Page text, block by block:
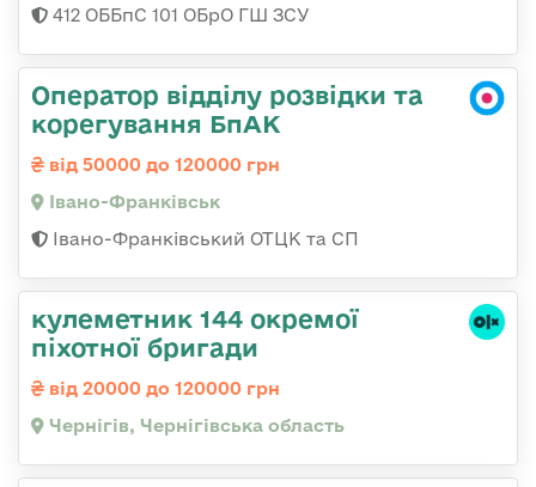
412 ОББпС 101 ОБрО ГШ ЗСУ
Оператор відділу розвідки та
корегування БпАК
від 50000 до 120000 грн
Івано-Франківськ
Івано-Франківський ОТЦК та СП
кулеметник 144 окремої
піхотної бригади
від 20000 до 120000 грн
Чернігів, Чернігівська область